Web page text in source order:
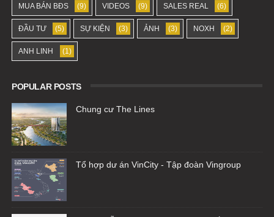
MUA BÁN BĐS (9) VIDEOS (9) SALES REAL (6)
ĐẦU TƯ (5) SỰ KIỆN (3) ẢNH (3) NOXH (2)
ANH LINH (1)
POPULAR POSTS
Chung cư The Lines
Tổ hợp dư án VinCity - Tập đoàn Vingroup